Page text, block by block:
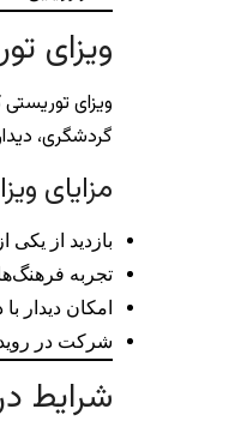
ویزای
گردشگری،
مزایای
بازدید از
تجربه
امکان دیدار
شرکت در
شرایط